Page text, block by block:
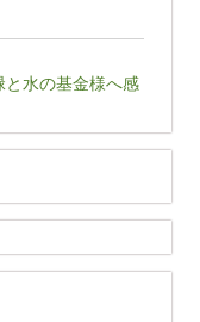
と水の基金様へ感